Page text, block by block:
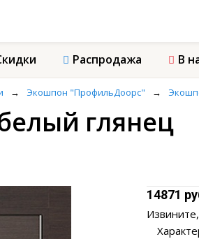
Распродажа В
→ Экошпон "ПрофильДоорс" →
глянец
14871